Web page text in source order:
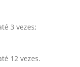
3 vezes;
12 vezes.